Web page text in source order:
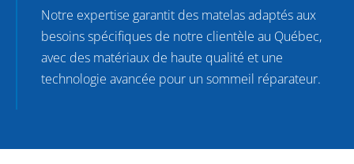
Notre expertise garantit des matelas adaptés aux
besoins spécifiques de notre clientèle au Québec,
avec des matériaux de haute qualité et une
technologie avancée pour un sommeil réparateur.